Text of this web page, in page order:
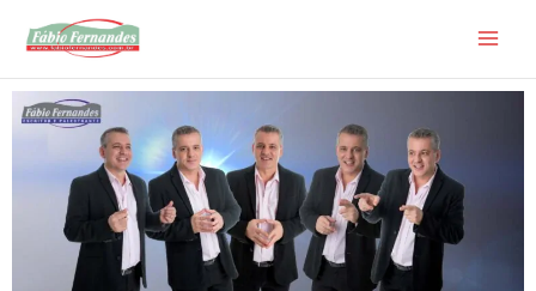
para
conteúdo